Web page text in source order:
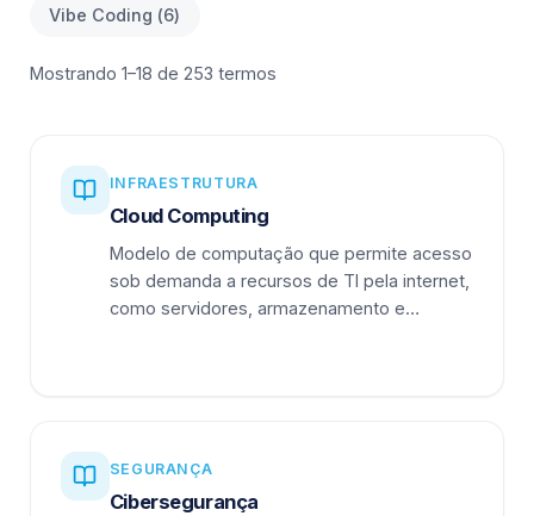
Vibe Coding (6)
Mostrando 1–18 de 253 termos
INFRAESTRUTURA
Cloud Computing
Modelo de computação que permite acesso
sob demanda a recursos de TI pela internet,
como servidores, armazenamento e
SEGURANÇA
Cibersegurança